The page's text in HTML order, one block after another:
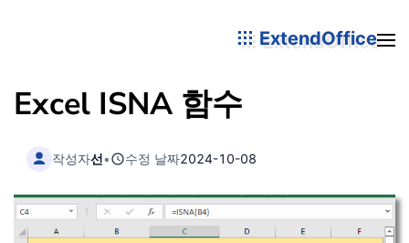
ExtendOffice
Excel ISNA 함수
작성자선• 수정 날짜2024-10-08